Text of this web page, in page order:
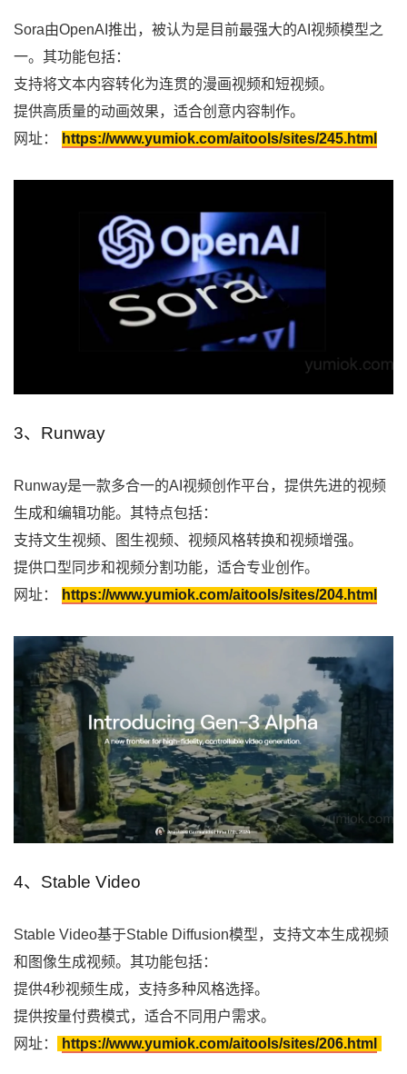
Sora由OpenAI推出，被认为是目前最强大的AI视频模型之
一。其功能包括：
支持将文本内容转化为连贯的漫画视频和短视频。
提供高质量的动画效果，适合创意内容制作。
网址：
https://www.yumiok.com/aitools/sites/245.html
3、Runway
Runway是一款多合一的AI视频创作平台，提供先进的视频
生成和编辑功能。其特点包括：
支持文生视频、图生视频、视频风格转换和视频增强。
提供口型同步和视频分割功能，适合专业创作。
网址：
https://www.yumiok.com/aitools/sites/204.html
4、Stable Video
Stable Video基于Stable Diffusion模型，支持文本生成视频
和图像生成视频。其功能包括：
提供4秒视频生成，支持多种风格选择。
提供按量付费模式，适合不同用户需求。
网址：
https://www.yumiok.com/aitools/sites/206.html